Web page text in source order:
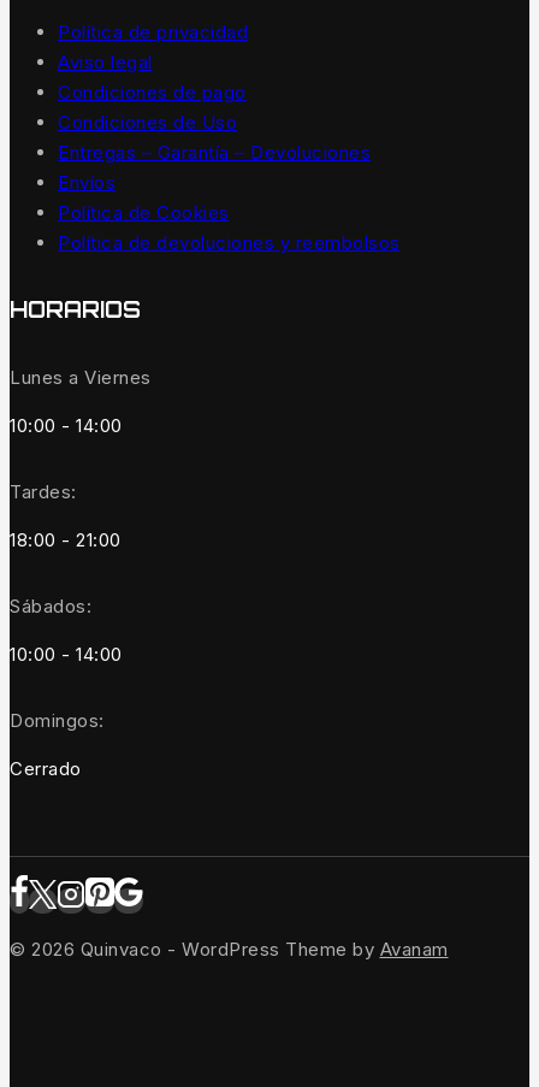
Política de privacidad
Aviso legal
Condiciones de pago
Condiciones de Uso
Entregas – Garantía – Devoluciones
Envíos
Política de Cookies
Política de devoluciones y reembolsos
HORARIOS
Lunes a Viernes
10:00 - 14:00
Tardes:
18:00 - 21:00
Sábados:
10:00 - 14:00
Domingos:
Cerrado
© 2026 Quinvaco - WordPress Theme by Avanam